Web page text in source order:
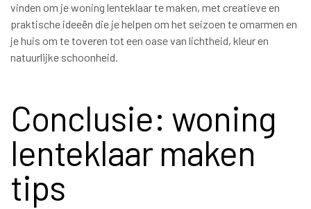
vinden om je woning lenteklaar te maken, met creatieve en
praktische ideeën die je helpen om het seizoen te omarmen en
je huis om te toveren tot een oase van lichtheid, kleur en
natuurlijke schoonheid.
Conclusie: woning
lenteklaar maken
tips